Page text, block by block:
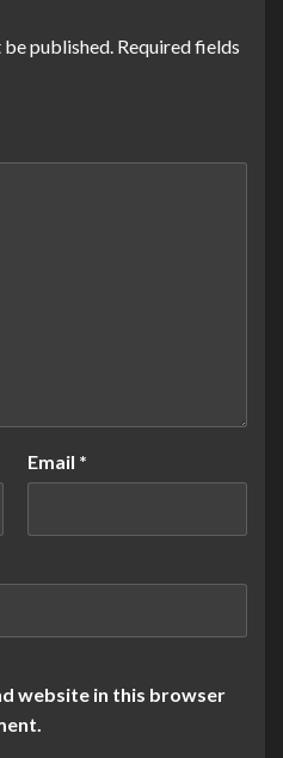
published. Required fields
Email *
website in this browser